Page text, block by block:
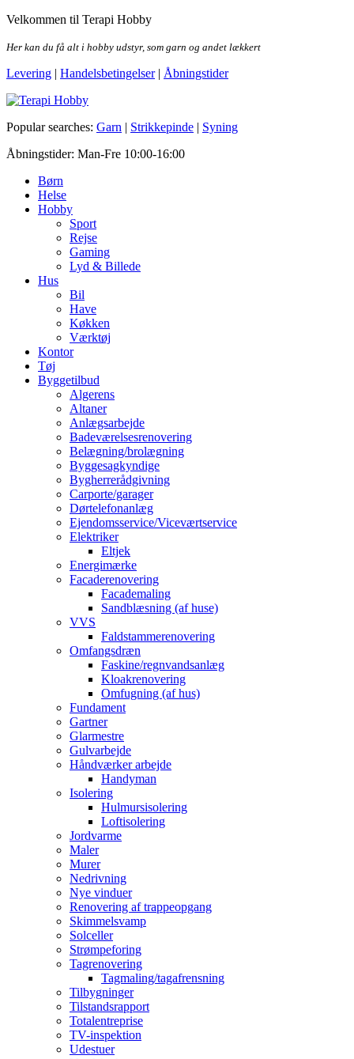
Skip
the
Velkommen til Terapi Hobby
Her kan du få alt i hobby udstyr, som garn og andet lækkert
Levering | Handelsbetingelser| Åbningstider
Terapi Hobby
Popular searches: Garn | Strikkepinde | Syning
Åbningstider: Man-Fre 10:00-16:00
Børn
Helse
Hobby
Sport
Rejse
Gaming
Lyd & Billede
Hus
Bil
Have
Køkken
Værktøj
Kontor
Tøj
Byggetilbud
Algerens
Altaner
Anlægsarbejde
Badeværelsesrenovering
Belægning/brolægning
Byggesagkyndige
Bygherrerådgivning
Carporte/garager
Dørtelefonanlæg
Ejendomsservice/Viceværtservice
Elektriker
Eltjek
Energimærke
Facaderenovering
Facademaling
Sandblæsning (af huse)
VVS
Faldstammerenovering
Omfangsdræn
Faskine/regnvandsanlæg
Kloakrenovering
Omfugning (af hus)
Fundament
Gartner
Glarmestre
Gulvarbejde
Håndværker arbejde
Handyman
Isolering
Hulmursisolering
Loftisolering
Jordvarme
Maler
Murer
Nedrivning
Nye vinduer
Renovering af trappeopgang
Skimmelsvamp
Solceller
Strømpeforing
Tagrenovering
Tagmaling/tagafrensning
Tilbygninger
Tilstandsrapport
Totalentreprise
TV-inspektion
Udestuer